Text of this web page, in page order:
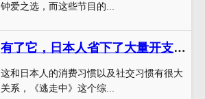
钟爱之选，而这些节目的...
有了它，日本人省下了大量开支！你知道这个综艺节目叫什么名字吗？
这和日本人的消费习惯以及社交习惯有很大
关系，《逃走中》这个综...